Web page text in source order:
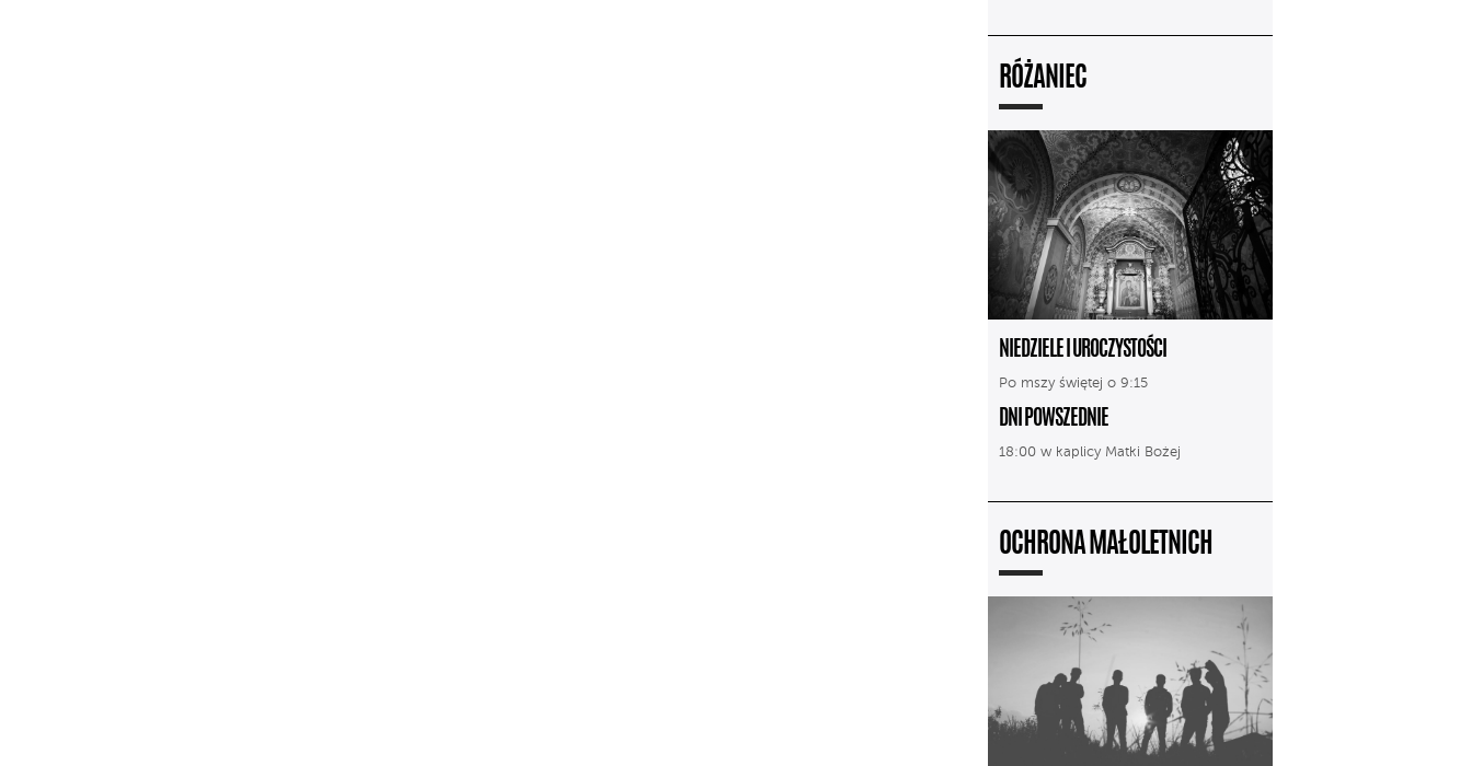
RÓŻANIEC
NIEDZIELE I UROCZYSTOŚCI
Po mszy świętej o 9:15
DNI POWSZEDNIE
18:00 w kaplicy Matki Bożej
OCHRONA MAŁOLETNICH